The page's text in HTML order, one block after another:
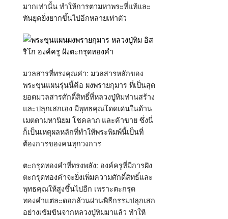
มากเท่านั้น ทำให้การตามหาพระที่แท้และ
ทันยุคยิ่งยากขึ้นไปอีกหลายเท่าตัว
มวลสารที่ทรงคุณค่า: มวลสารหลักของ
พระขุนแผนรุ่นนี้คือ ผงพรายกุมาร ที่เป็นสุด
ยอดมวลสารศักดิ์สิทธิ์ที่หลวงปู่ทิมท่านสร้าง
และปลุกเสกเอง มีพุทธคุณโดดเด่นในด้าน
เมตตามหานิยม โชคลาภ และค้าขาย ซึ่งนี่
ก็เป็นเหตุผลหลักที่ทำให้พระพิมพ์นี้เป็นที่
ต้องการของคนทุกวงการ
ตะกรุดทองคำที่ทรงพลัง: องค์ครูที่มีการฝัง
ตะกรุดทองคำจะยิ่งเพิ่มความศักดิ์สิทธิ์และ
พุทธคุณให้สูงขึ้นไปอีก เพราะตะกรุด
ทองคำแต่ละดอกล้วนผ่านพิธีกรรมปลุกเสก
อย่างเข้มข้นจากหลวงปู่ทิมมาแล้ว ทำให้